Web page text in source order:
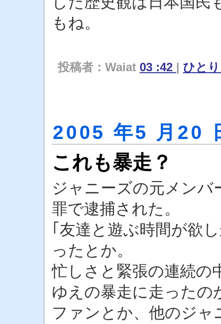
もね。
投稿者：Waiat 03 :42 | ひと
2005 年5 月20
これも暴走？
ジャニーズの元メンバ
罪で逮捕された。
｢友達と遊ぶ時間が欲
ったとか。
忙しさと緊張の連続の
ゆえの暴走に走ったの
ファンとか、他のジ